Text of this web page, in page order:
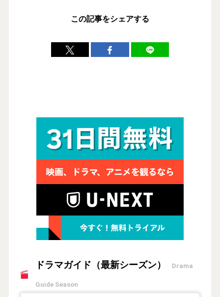
この記事をシェアする
ドラマガイド（最新シーズン） Drama
Guide Season